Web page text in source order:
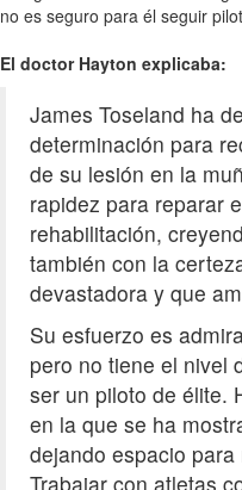
no es seguro para él seguir
El doctor Hayton explicaba:
James Toseland ha
determinación para
de su lesión en la
rapidez para reparar
rehabilitación,
también con la
devastadora y que
Su esfuerzo es
pero no tiene el nivel
ser un piloto de élite.
en la que se ha
dejando espacio
Trabajar con atletas